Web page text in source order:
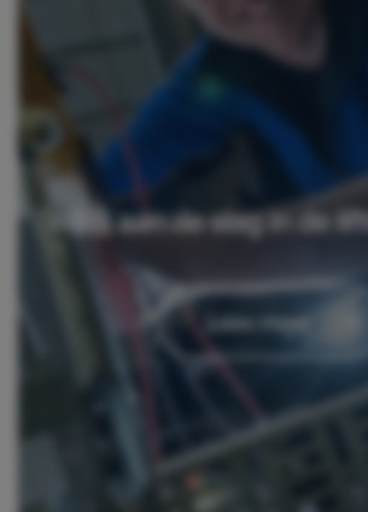
Wil jij aan de slag in de
Lees meer